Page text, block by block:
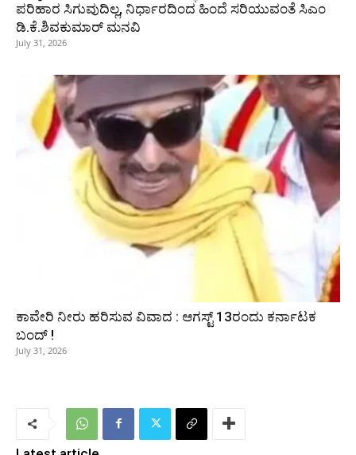
ಪರಿಹಾರ ಸಿಗುವುದಿಲ್ಲ, ನಿರ್ಧಾರದಿಂದ ಹಿಂದೆ ಸರಿಯುವಂತೆ ಸಿಎಂ
ಡಿ.ಕೆ.ಶಿವಕುಮಾರ್ ಮನವಿ
July 31, 2026
ಕಾವೇರಿ ನೀರು ಹರಿಸುವ ವಿವಾದ : ಆಗಸ್ಟ್‌ 13ರಂದು ಕರ್ನಾಟಕ
ಬಂದ್‌ !
July 31, 2026